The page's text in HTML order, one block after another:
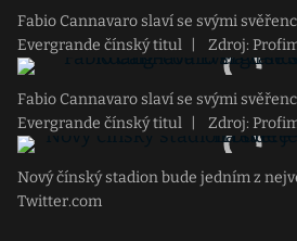
Fabio Cannavaro slaví se svými
Evergrande čínský titul
Zdroj:
Fabio Cannavaro slaví se svými
Evergrande čínský titul
Zdroj:
Nový čínský stadion bude jedním z
Twitter.com